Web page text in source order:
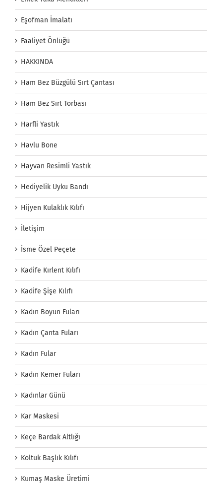
Eşofman İmalatı
Faaliyet Önlüğü
HAKKINDA
Ham Bez Büzgülü Sırt Çantası
Ham Bez Sırt Torbası
Harfli Yastık
Havlu Bone
Hayvan Resimli Yastık
Hediyelik Uyku Bandı
Hijyen Kulaklık Kılıfı
İletişim
İsme Özel Peçete
Kadife Kırlent Kılıfı
Kadife Şişe Kılıfı
Kadın Boyun Fuları
Kadın Çanta Fuları
Kadın Fular
Kadın Kemer Fuları
Kadınlar Günü
Kar Maskesi
Keçe Bardak Altlığı
Koltuk Başlık Kılıfı
Kumaş Maske Üretimi